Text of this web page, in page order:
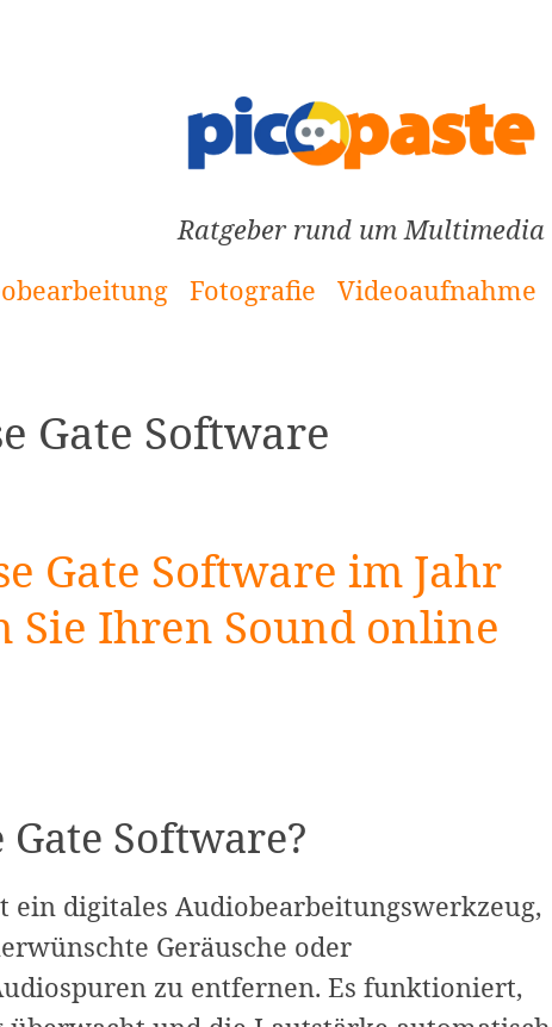
Ratgeber rund um Multimedia
Fotografie Videoaufnahme
Gate Software
Gate Software im Jahr
Sie Ihren Sound online
Software?
ein digitales Audiobearbeitungswerkzeug,
Geräusche oder
zu entfernen. Es funktioniert,